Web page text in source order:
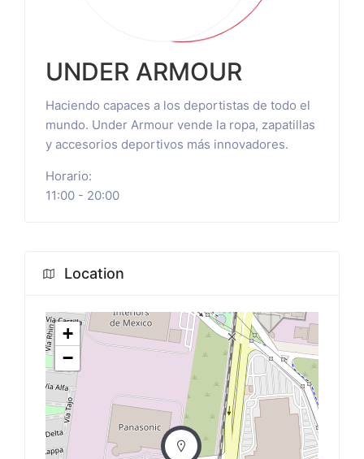
UNDER ARMOUR
Haciendo capaces a los deportistas de todo el
mundo. Under Armour vende la ropa, zapatillas
y accesorios deportivos más innovadores.
Horario:
11:00 - 20:00
Location
+
−